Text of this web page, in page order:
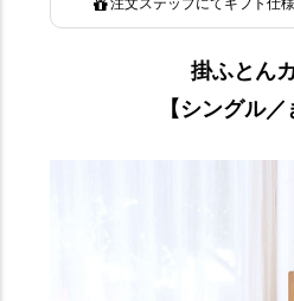
掛ふとん
【シングル／
注文ステップにてギフト仕